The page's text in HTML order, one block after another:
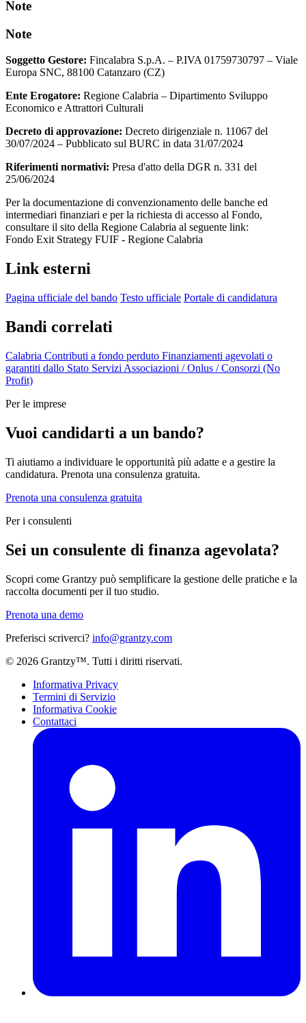
Note
Note
Soggetto Gestore: Fincalabra S.p.A. – P.IVA 01759730797 – Viale
Europa SNC, 88100 Catanzaro (CZ)
Ente Erogatore: Regione Calabria – Dipartimento Sviluppo
Economico e Attrattori Culturali
Decreto di approvazione: Decreto dirigenziale n. 11067 del
30/07/2024 – Pubblicato sul BURC in data 31/07/2024
Riferimenti normativi: Presa d'atto della DGR n. 331 del
25/06/2024
Per la documentazione di convenzionamento delle banche ed
intermediari finanziari e per la richiesta di accesso al Fondo,
consultare il sito della Regione Calabria al seguente link:
Fondo Exit Strategy FUIF - Regione Calabria
Link esterni
Pagina ufficiale del bando Testo ufficiale Portale di candidatura
Bandi correlati
Calabria Contributi a fondo perduto Finanziamenti agevolati o
garantiti dallo Stato Servizi Associazioni / Onlus / Consorzi (No
Profit)
Per le imprese
Vuoi candidarti a un bando?
Ti aiutiamo a individuare le opportunità più adatte e a gestire la
candidatura. Prenota una consulenza gratuita.
Prenota una consulenza gratuita
Per i consulenti
Sei un consulente di finanza agevolata?
Scopri come Grantzy può semplificare la gestione delle pratiche e la
raccolta documenti per il tuo studio.
Prenota una demo
Preferisci scriverci? info@grantzy.com
© 2026 Grantzy™. Tutti i diritti riservati.
Informativa Privacy
Termini di Servizio
Informativa Cookie
Contattaci